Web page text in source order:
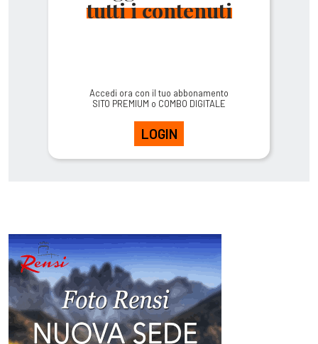
tutti i contenuti
Accedi ora con il tuo abbonamento
SITO PREMIUM o COMBO DIGITALE
LOGIN